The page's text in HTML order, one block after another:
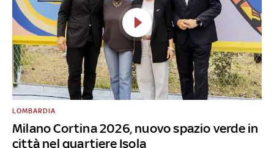
Milano Cortina 2026, nuovo spazio verde in
città nel quartiere Isola
LOMBARDIA